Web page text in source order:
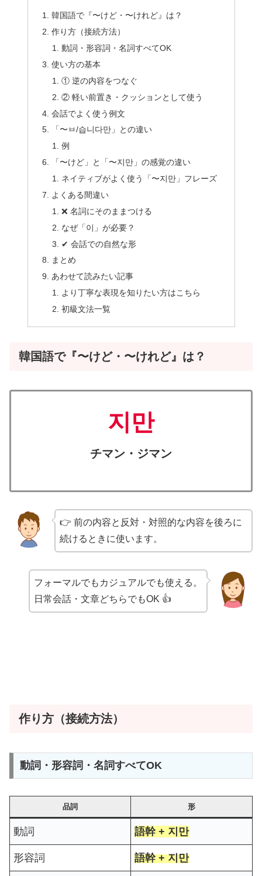
韓国語で『〜けど・〜けれど』は？
作り方（接続方法）
動詞・形容詞・名詞すべてOK
使い方の基本
① 逆の内容をつなぐ
② 軽い前置き・クッションとして使う
会話でよく使う例文
「〜ㅂ/습니다만」との違い
例
「〜けど」と「〜지만」の感覚の違い
ネイティブがよく使う「〜지만」フレーズ
よくある間違い
❌ 名詞にそのままつける
なぜ「이」が必要？
✔ 会話での自然な形
まとめ
あわせて読みたい記事
より丁寧な表現を知りたい方はこちら
初級文法一覧
韓国語で『〜けど・〜けれど』は？
지만
チマン・ジマン
👉 前の内容と反対・対照的な内容を後ろに
続けるときに使います。
フォーマルでもカジュアルでも使える。
日常会話・文章どちらでもOK 👍
作り方（接続方法）
動詞・形容詞・名詞すべてOK
品詞 形
動詞 語幹 + 지만
形容詞 語幹 + 지만